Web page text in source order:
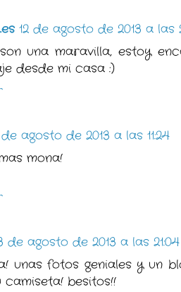
12 de agosto de 2013 a las
una maravilla, estoy
desde mi casa :)
de agosto de 2013 a las 11:24
mona!
de agosto de 2013 a las 21:04
unas fotos geniales y un
besitos!!